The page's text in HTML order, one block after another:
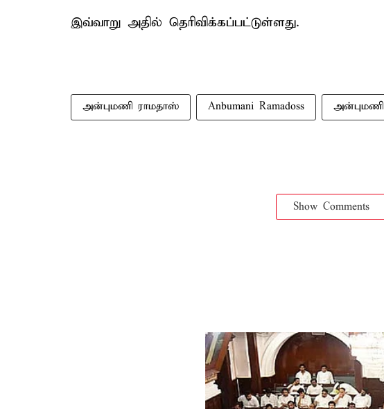
இவ்வாறு அதில் தெரிவிக்கப்பட்டுள்ளது.
அன்புமணி ராமதாஸ் Anbumani Ramadoss அன்புமணி
Show Comments